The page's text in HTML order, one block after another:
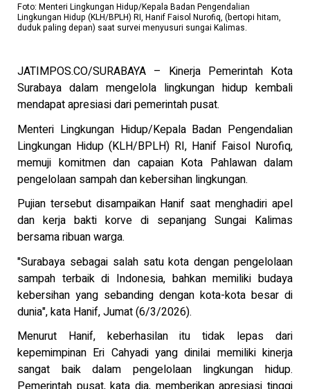
Foto: Menteri Lingkungan Hidup/Kepala Badan Pengendalian
Lingkungan Hidup (KLH/BPLH) RI, Hanif Faisol Nurofiq, (bertopi hitam,
duduk paling depan) saat survei menyusuri sungai Kalimas.
JATIMPOS.CO/SURABAYA – Kinerja Pemerintah Kota
Surabaya dalam mengelola lingkungan hidup kembali
mendapat apresiasi dari pemerintah pusat.
Menteri Lingkungan Hidup/Kepala Badan Pengendalian
Lingkungan Hidup (KLH/BPLH) RI, Hanif Faisol Nurofiq,
memuji komitmen dan capaian Kota Pahlawan dalam
pengelolaan sampah dan kebersihan lingkungan.
Pujian tersebut disampaikan Hanif saat menghadiri apel
dan kerja bakti korve di sepanjang Sungai Kalimas
bersama ribuan warga.
"Surabaya sebagai salah satu kota dengan pengelolaan
sampah terbaik di Indonesia, bahkan memiliki budaya
kebersihan yang sebanding dengan kota-kota besar di
dunia", kata Hanif, Jumat (6/3/2026).
Menurut Hanif, keberhasilan itu tidak lepas dari
kepemimpinan Eri Cahyadi yang dinilai memiliki kinerja
sangat baik dalam pengelolaan lingkungan hidup.